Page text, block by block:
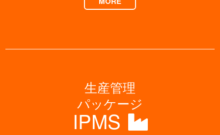
生産管理
パッケージ
IPMS